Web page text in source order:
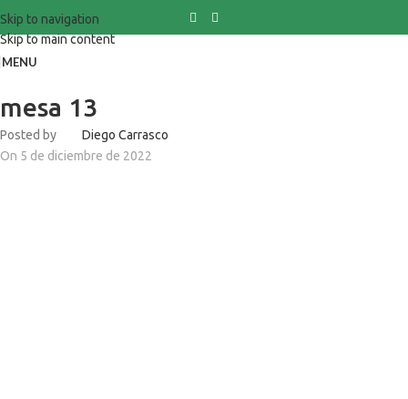
Skip to navigation
Skip to main content
MENU
mesa 13
Posted by
Diego Carrasco
On 5 de diciembre de 2022